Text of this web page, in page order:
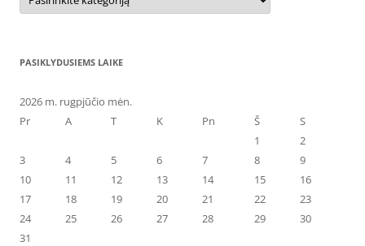
PASIKLYDUSIEMS LAIKE
2026 m. rugpjūčio mėn.
Pr
A T K Pn Š
S
1
2
3
4 5 6 7 8
9
10
11 12 13 14 15
16
17
18 19 20 21 22
23
24
25 26 27 28 29
30
31